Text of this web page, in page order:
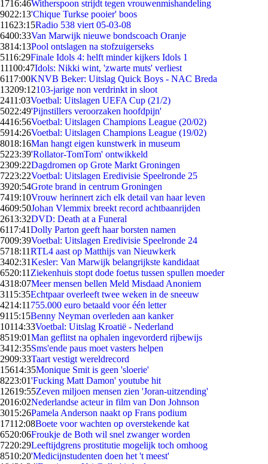
1716:46Witherspoon strijdt tegen vrouwenmishandeling
9022:13'Chique Turkse pooier' boos
11623:15Radio 538 viert 05-03-08
6400:33Van Marwijk nieuwe bondscoach Oranje
3814:13Pool ontslagen na stofzuigerseks
5116:29Finale Idols 4: helft minder kijkers Idols 1
11100:47Idols: Nikki wint, 'zwarte muts' verliest
6117:00KNVB Beker: Uitslag Quick Boys - NAC Breda
13209:12103-jarige non verdrinkt in sloot
2411:03Voetbal: Uitslagen UEFA Cup (21/2)
5022:49'Pijnstillers veroorzaken hoofdpijn'
4416:56Voetbal: Uitslagen Champions League (20/02)
5914:26Voetbal: Uitslagen Champions League (19/02)
8018:16Man hangt eigen kunstwerk in museum
5223:39'Rollator-TomTom' ontwikkeld
2309:22Dagdromen op Grote Markt Groningen
7223:22Voetbal: Uitslagen Eredivisie Speelronde 25
3920:54Grote brand in centrum Groningen
7419:10Vrouw herinnert zich elk detail van haar leven
4609:50Johan Vlemmix breekt record achtbaanrijden
2613:32DVD: Death at a Funeral
6117:41Dolly Parton geeft haar borsten namen
7009:39Voetbal: Uitslagen Eredivisie Speelronde 24
5718:11RTL4 aast op Matthijs van Nieuwkerk
3402:31Kesler: Van Marwijk belangrijkste kandidaat
6520:11 Ziekenhuis stopt dode foetus tussen spullen moeder
4318:07Meer mensen bellen Meld Misdaad Anoniem
3115:35Echtpaar overleeft twee weken in de sneeuw
4214:11 755.000 euro betaald voor één letter
9115:15Benny Neyman overleden aan kanker
10114:33Voetbal: Uitslag Kroatië - Nederland
8519:01Man geflitst na ophalen ingevorderd rijbewijs
3412:35Sms'ende paus moet vasters helpen
2909:33Taart vestigt wereldrecord
15614:35Monique Smit is geen 'sloerie'
8223:01'Fucking Matt Damon' youtube hit
12619:55Zeven miljoen mensen zien 'Joran-uitzending'
2016:02Nederlandse acteur in film van Don Johnson
3015:26Pamela Anderson naakt op Frans podium
17112:08Boete voor wachten op overstekende kat
6520:06Froukje de Both wil snel zwanger worden
7220:29Leeftijdgrens prostitutie mogelijk toch omhoog
8510:20'Medicijnstudenten doen het 't meest'